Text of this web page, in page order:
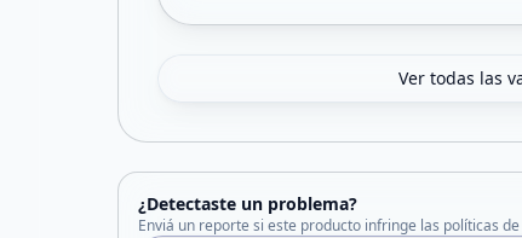
Ver todas las
¿Detectaste un problema?
Enviá un reporte si este producto infringe las políticas